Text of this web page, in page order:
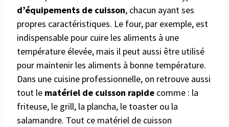
d’équipements de cuisson, chacun ayant ses
propres caractéristiques. Le four, par exemple, est
indispensable pour cuire les aliments à une
température élevée, mais il peut aussi être utilisé
pour maintenir les aliments à bonne température.
Dans une cuisine professionnelle, on retrouve aussi
tout le matériel de cuisson rapide comme : la
friteuse, le grill, la plancha, le toaster ou la
salamandre. Tout ce matériel de cuisson